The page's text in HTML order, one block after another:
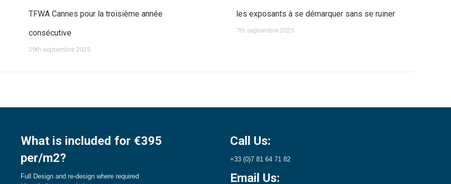
TFWA Cannes pour la troisième année
consécutive
29th septembre 2025
les exposants à se démarquer sans se ruiner
7th septembre 2025
What is included for €395
per/m2?
Full Design and re-design where required
Call Us:
+33 (0)7 81 64 71 82
Email Us: